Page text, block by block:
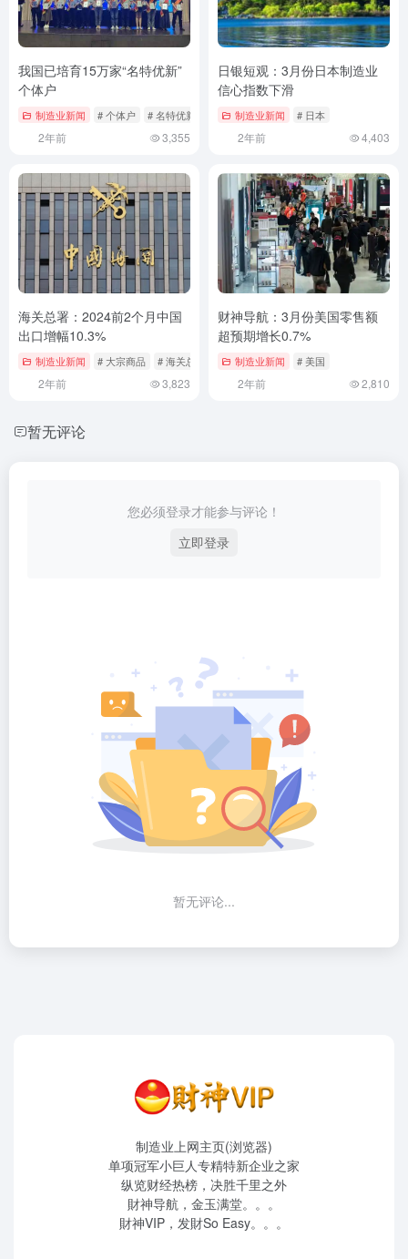
我国已培育15万家“名特优新”
个体户
制造业新闻 # 个体户 # 名特优新
2年前 3,355
日银短观：3月份日本制造业
信心指数下滑
制造业新闻 # 日本
2年前 4,403
海关总署：2024前2个月中国
出口增幅10.3%
制造业新闻 # 大宗商品 # 海关总署
2年前 3,823
财神导航：3月份美国零售额
超预期增长0.7%
制造业新闻 # 美国
2年前 2,810
暂无评论
您必须登录才能参与评论！
立即登录
暂无评论...
制造业上网主页(浏览器)
单项冠军小巨人专精特新企业之家
纵览财经热榜，决胜千里之外
財神导航，金玉满堂。。。
財神VIP，发財So Easy。。。